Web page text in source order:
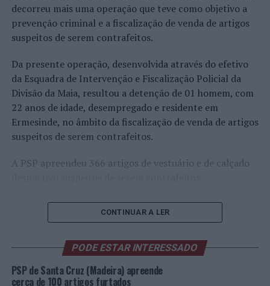
decorreu mais uma operação que teve como objetivo a
prevenção criminal e a fiscalização de venda de artigos
suspeitos de serem contrafeitos.
Da presente operação, desenvolvida através do efetivo
da Esquadra de Intervenção e Fiscalização Policial da
Divisão da Maia, resultou a detenção de 01 homem, com
22 anos de idade, desempregado e residente em
Ermesinde, no âmbito da fiscalização de venda de artigos
suspeitos de serem contrafeitos.
A PSP apreendeu 366 artigos de vestuário e de calçado
O detido foi notificado para comparecer, hoje, junto das
Autoridades Judiciárias.
Foto: PSP.
TÓPICOS RELACIONADOS: CRIMINALIDADE
CONTINUAR A LER
PODE ESTAR INTERESSADO
PSP de Santa Cruz (Madeira) apreende
cerca de 100 artigos furtados